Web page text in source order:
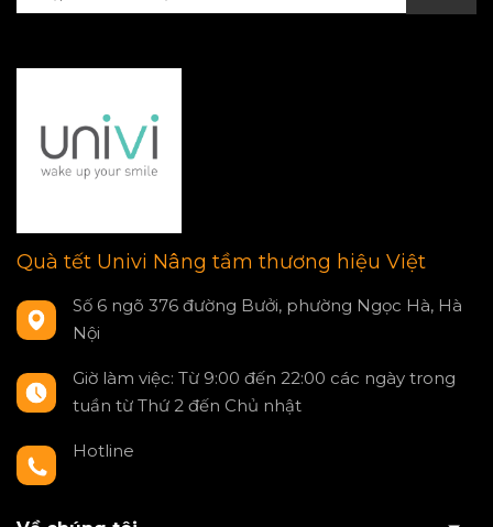
Quà tết Univi Nâng tầm thương hiệu Việt
Số 6 ngõ 376 đường Bưởi, phường Ngọc Hà, Hà
Nội
Giờ làm việc: Từ 9:00 đến 22:00 các ngày trong
tuần từ Thứ 2 đến Chủ nhật
Hotline